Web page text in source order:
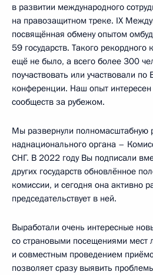
в развитии международного
на правозащитном треке. IX
посвящённая обмену опытом
59 государств. Такого рекордного
ещё не было, а всего более 300
поучаствовать или участвовали
конференции. Наш опыт
сообществ за рубежом.
Мы развернули полномасштабную
наднационального органа –
СНГ. В 2022 году Вы подписали
других государств обновлённое
комиссии, и сегодня она активно
председательствует в ней.
Выработали очень интересные
со страновыми посещениями мест
и совместным проведением
позволяет сразу выявить